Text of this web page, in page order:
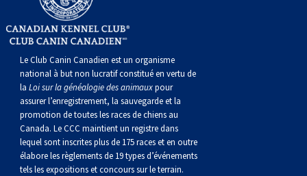
Le Club Canin Canadien est un organisme
national à but non lucratif constitué en vertu de
la Loi sur la généalogie des animauxpour
assurer l’enregistrement, la sauvegarde et la
promotion de toutes les races de chiens au
Canada. Le CCC maintient un registre dans
lequel sont inscrites plus de 175 races et en outre
élabore les règlements de 19 types d’événements
tels les expositions et concours sur le terrain.